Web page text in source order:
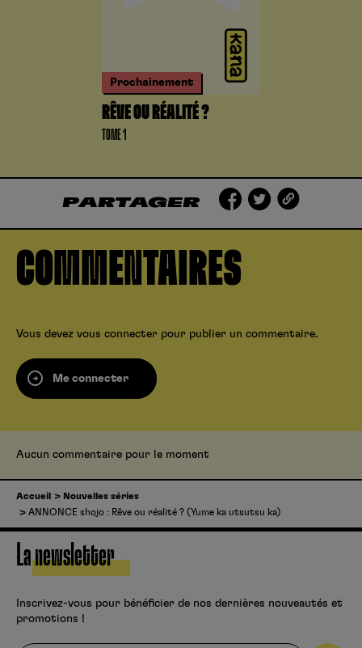
Prochainement
RÊVE OU RÉALITÉ ?
TOME 1
PARTAGER
COMMENTAIRES
Vous devez vous connecter pour publier un commentaire.
Me connecter
Aucun commentaire pour le moment
Accueil
Nouvelles séries
ANNONCE shojo : Rêve ou réalité ? (Yume ka utsutsu ka)
La newsletter
Inscrivez-vous pour bénéficier de nos dernières nouveautés et
promotions !